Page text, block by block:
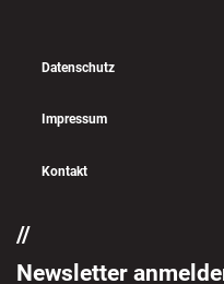
Datenschutz
Impressum
Kontakt
Newsletter